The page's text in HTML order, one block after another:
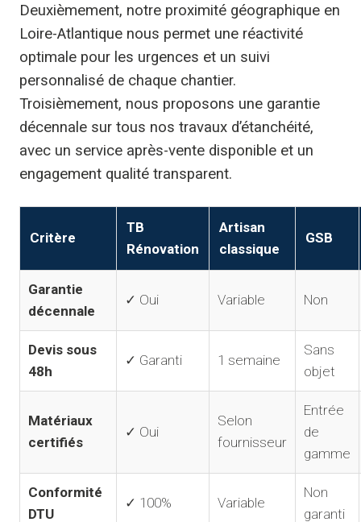
Deuxièmement, notre proximité géographique en
Loire-Atlantique nous permet une réactivité
optimale pour les urgences et un suivi
personnalisé de chaque chantier.
Troisièmement, nous proposons une garantie
décennale sur tous nos travaux d’étanchéité,
avec un service après-vente disponible et un
engagement qualité transparent.
Critère
TB
Rénovation
Artisan
classique
GSB
Garantie
décennale
✓ Oui Variable Non
Devis sous
48h
✓ Garanti 1 semaine
Sans
objet
Matériaux
certifiés
✓ Oui
Selon
fournisseur
Entrée
de
gamme
Conformité
DTU
✓ 100% Variable
Non
garanti